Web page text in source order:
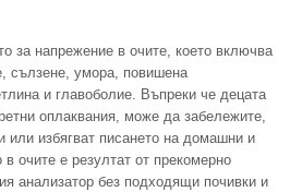
за напрежение в очите, което включва
сълзене, умора, повишена
и главоболие. Въпреки че децата
оплаквания, може да забележите,
или избягват писането на домашни и
очите е резултат от прекомерно
анализатор без подходящи почивки и